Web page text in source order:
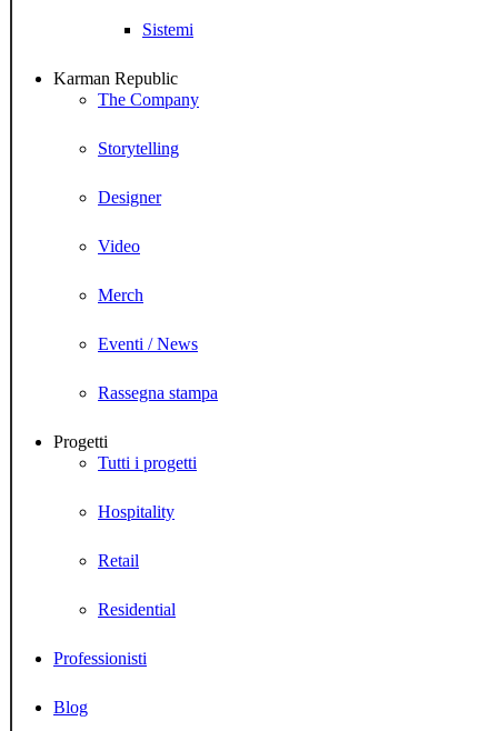
Sistemi
Karman Republic
The Company
Storytelling
Designer
Video
Merch
Eventi / News
Rassegna stampa
Progetti
Tutti i progetti
Hospitality
Retail
Residential
Professionisti
Blog